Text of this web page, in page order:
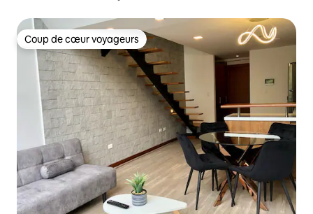
Coup de cœur voyageurs
Coup de cœur voyageurs